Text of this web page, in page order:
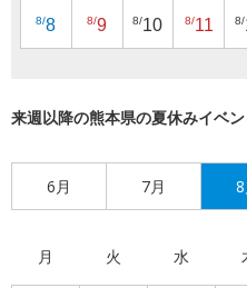
8/8 8/9 8/10 8/11 8/
来週以降の熊本県の夏休みイベ
6月 7月
月 火 水